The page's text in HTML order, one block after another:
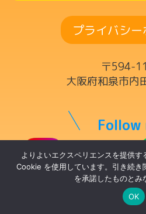
ドラムコース
ボーカルコース
ギター・ウクレレ・ベースコー
キーボードコース
ママの為の英語コース
チケット制レッスン
プライバシ
〒594-
大阪府和泉市
Follow
© トントンミュージ
よりよいエクスペリエンスを提供
Cookie を使用しています。引き続
を承諾したものとみ
OK